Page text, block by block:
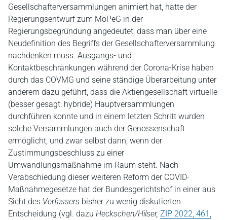
Gesellschafterversammlungen animiert hat, hatte der
Regierungsentwurf zum MoPeG in der
Regierungsbegründung angedeutet, dass man über eine
Neudefinition des Begriffs der Gesellschafterversammlung
nachdenken muss. Ausgangs- und
Kontaktbeschränkungen während der Corona-Krise haben
durch das COVMG und seine ständige Überarbeitung unter
anderem dazu geführt, dass die Aktiengesellschaft virtuelle
(besser gesagt: hybride) Hauptversammlungen
durchführen konnte und in einem letzten Schritt wurden
solche Versammlungen auch der Genossenschaft
ermöglicht, und zwar selbst dann, wenn der
Zustimmungsbeschluss zu einer
Umwandlungsmaßnahme im Raum steht. Nach
Verabschiedung dieser weiteren Reform der COVID-
Maßnahmegesetze hat der Bundesgerichtshof in einer aus
Sicht des Verfassers bisher zu wenig diskutierten
Entscheidung (vgl. dazu Heckschen/Hilser, ZIP 2022, 461,